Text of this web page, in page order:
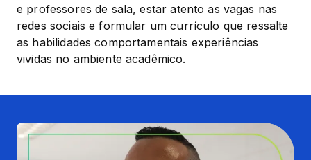
e professores de sala, estar atento as vagas nas
redes sociais e formular um currículo que ressalte
as habilidades comportamentais experiências
vividas no ambiente acadêmico.